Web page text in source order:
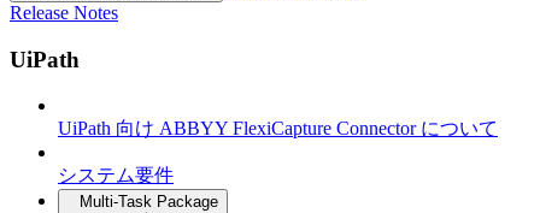
Release Notes
UiPath
UiPath 向け ABBYY FlexiCapture Connector について
システム要件
Multi-Task Package